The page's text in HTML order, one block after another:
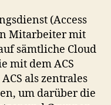
(Access
Mitarbeiter mit
sämtliche Cloud
mit dem ACS
als zentrales
um darüber die